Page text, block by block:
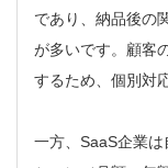
であり、納品後の
が多いです。顧客
するため、個別対
一方、SaaS企業